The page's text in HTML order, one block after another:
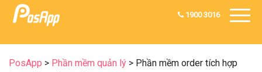
1900 3016
PosApp > Phần mềm quản lý > Phần mềm order tích hợp